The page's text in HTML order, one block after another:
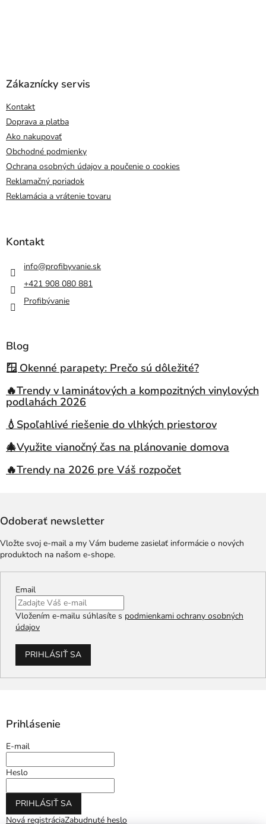
Zákaznícky servis
Kontakt
Doprava a platba
Ako nakupovať
Obchodné podmienky
Ochrana osobných údajov a poučenie o cookies
Reklamačný poriadok
Reklamácia a vrátenie tovaru
Kontakt
info@profibyvanie.sk
+421 908 080 881
Profibývanie
Blog
🪟 Okenné parapety: Prečo sú dôležité?
🔥Trendy v laminátových a kompozitných vinylových
podlahách 2026
💧Spoľahlivé riešenie do vlhkých priestorov
🎄Využite vianočný čas na plánovanie domova
🔥Trendy na 2026 pre Váš rozpočet
Odoberať newsletter
Vložte svoj e-mail a my Vám budeme zasielať informácie o nových
produktoch na našom e-shope.
Email
Vložením e-mailu súhlasíte s podmienkami ochrany osobných
údajov
PRIHLÁSIŤ SA
Prihlásenie
E-mail
Heslo
PRIHLÁSIŤ SA
Nová registráciaZabudnuté heslo